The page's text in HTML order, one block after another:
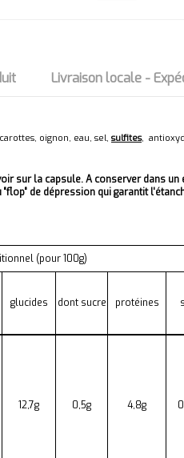
Livraison locale -
oignon, eau, sel, sulfites,
sur la capsule. A conserver dans
de dépression qui garantit
(pour 100g)
glucides dont sucre protéines
12,7g 0,5g 4,8g